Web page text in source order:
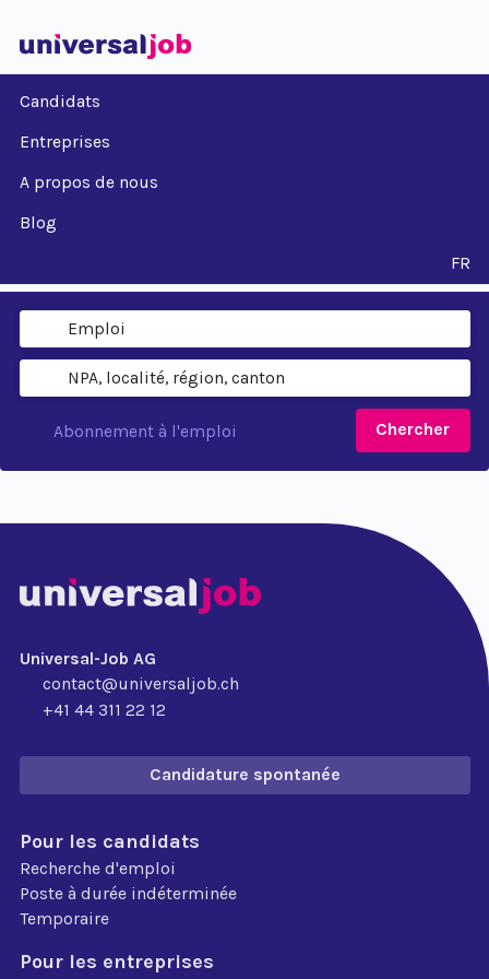
Candidats
Entreprises
A propos de nous
Blog
FR
Chercher
Abonnement à l'emploi
Universal-Job AG
contact@universaljob.ch
+41 44 311 22 12
Candidature spontanée
Pour les candidats
Recherche d'emploi
Poste à durée indéterminée
Temporaire
Pour les entreprises